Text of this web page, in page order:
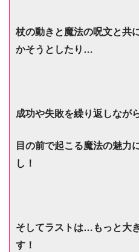
杖の動きと魔法の呪文と共
かそうとしたり…
成功や失敗を繰り返しなが
目の前で起こる魔法の魅力
し！
そしてラストは…もっと大
す！